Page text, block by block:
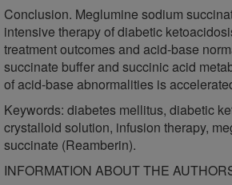
Conclusion. Meglumine sodium
intensive therapy of diabetic
treatment outcomes and acid-base
succinate buffer and succinic acid
of acid-base abnormalities is
Keywords: diabetes mellitus, diabetic
crystalloid solution, infusion therapy,
succinate (Reamberin).
INFORMATION ABOUT THE